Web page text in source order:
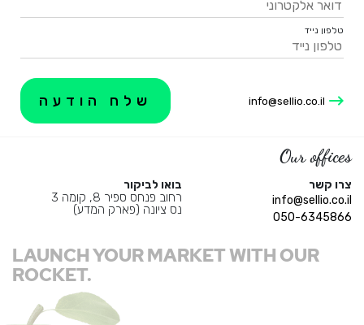
טלפון נייד
info@sellio.co.il
Our offices
צרו קשר
info@sellio.co.il
050-6345866
בואו לביקור
רחוב פנחס ספיר 8, קומה 3
נס ציונה (פארק המדע)
LAUNCH YOUR MARKET WITH OUR
ROCKET.